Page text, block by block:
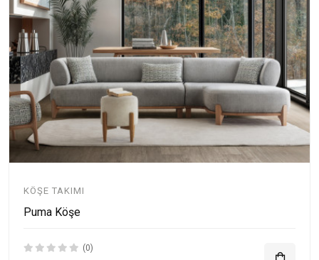
KÖŞE TAKIMI
Puma Köşe
(0)